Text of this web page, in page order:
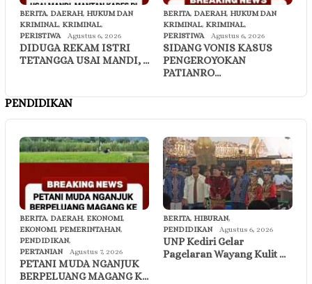
BERITA, DAERAH, HUKUM DAN
KRIMINAL, KRIMINAL,
PERISTIWA
Agustus 6, 2026
DIDUGA REKAM ISTRI
TETANGGA USAI MANDI, …
BERITA, DAERAH, HUKUM DAN
KRIMINAL, KRIMINAL,
PERISTIWA
Agustus 6, 2026
SIDANG VONIS KASUS
PENGEROYOKAN
PATIANRO…
PENDIDIKAN
BERITA, DAERAH, EKONOMI,
EKONOMI, PEMERINTAHAN,
PENDIDIKAN,
PERTANIAN
Agustus 7, 2026
PETANI MUDA NGANJUK
BERPELUANG MAGANG K…
BERITA, HIBURAN,
PENDIDIKAN
Agustus 6, 2026
UNP Kediri Gelar
Pagelaran Wayang Kulit …